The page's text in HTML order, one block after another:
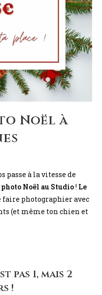
Noël à
passe à la vitesse de
photo Noël au Studio! Le
faire photographier avec
(et même ton chien et
pas 1, mais 2
!